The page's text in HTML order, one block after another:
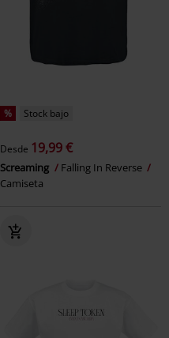
% Stock bajo
Desde 19,99 €
Screaming
Falling In Reverse
Camiseta